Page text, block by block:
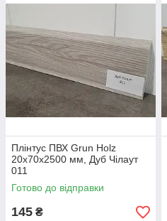
Плінтус ПВХ Grun Holz
20x70x2500 мм, Дуб Чілаут
011
Готово до відправки
145 ₴